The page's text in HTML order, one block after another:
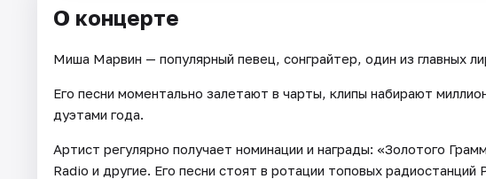
О концерте
Миша Марвин — популярный певец, сонграйтер, один из главных
Его песни моментально залетают в чарты, клипы набирают
дуэтами года.
Артист регулярно получает номинации и награды: «Золотого
Radio и другие. Его песни стоят в ротации топовых радиостанций